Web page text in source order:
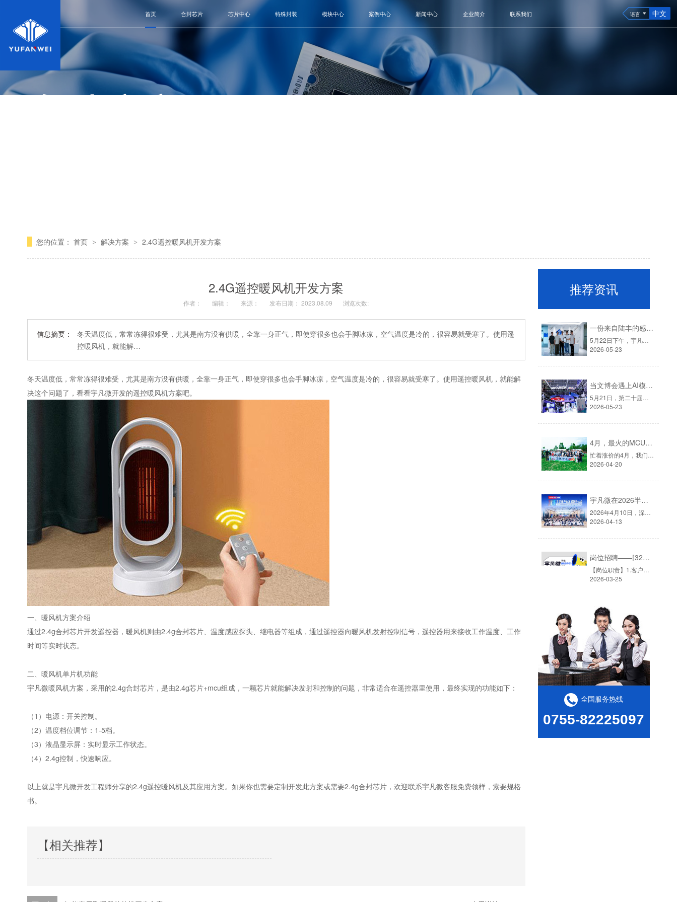
语言 中文
首页 合封芯片 芯片中心 特殊封装 模块中心 案例中心 新闻中心 企业简介 联系我们
您的位置：首页 > 解决方案 > 2.4G遥控暖风机开发方案
2.4G遥控暖风机开发方案
作者： 编辑： 来源： 发布日期： 2023.08.09 浏览次数:
信息摘要：
冬天温度低，常常冻得很难受，尤其是南方没有供暖，全靠一身正气，即使穿很多也会手脚冰凉，空气温度是冷的，很容易就受寒了。使用遥
控暖风机，就能解…
冬天温度低，常常冻得很难受，尤其是南方没有供暖，全靠一身正气，即使穿很多也会手脚冰凉，空气温度是冷的，很容易就受寒了。使用遥控暖风机，就能解
决这个问题了，看看宇凡微开发的遥控暖风机方案吧。
一、暖风机方案介绍
通过2.4g合封芯片开发遥控器，暖风机则由2.4g合封芯片、温度感应探头、继电器等组成，通过遥控器向暖风机发射控制信号，遥控器用来接收工作温度、工作
时间等实时状态。
二、暖风机单片机功能
宇凡微暖风机方案，采用的2.4g合封芯片，是由2.4g芯片+mcu组成，一颗芯片就能解决发射和控制的问题，非常适合在遥控器里使用，最终实现的功能如下：
（1）电源：开关控制。
（2）温度档位调节：1-5档。
（3）液晶显示屏：实时显示工作状态。
（4）2.4g控制，快速响应。
以上就是宇凡微开发工程师分享的2.4g遥控暖风机及其应用方案。如果你也需要定制开发此方案或需要2.4g合封芯片，欢迎联系宇凡微客服免费领样，索要规格
书。
【相关推荐】
推荐资讯
一份来自陆丰的感谢信，见证宇凡微的社会责任之路
5月22日下午，宇凡微迎来了一批特殊的客人。他们是深圳派驻陆丰帮扶工作队的代表：深圳市驻陆丰市河东镇帮扶工作队队长廖雁平（罗湖笋岗街道办副主任）、队员王敏（深圳市政协办公厅一级主任科员）、队员陶龙城（罗湖医院集团）。▲左一深圳市政协办公厅一级主任科员王敏、右二深圳罗湖笋岗街道办副主任廖雁平、右一......
2026-05-23
当文博会遇上AI模块：宇凡微在罗湖展团交出“文化+科技”新答卷
2026-05-23
4月，最火的MCU旺季，我们给员工放了一天"山假"
2026-04-20
宇凡微在2026半导体大会上的思考与行动
2026-04-13
岗位招聘——⌈32位电子元器件销售员⌉
2026-03-25
全国服务热线
0755-82225097